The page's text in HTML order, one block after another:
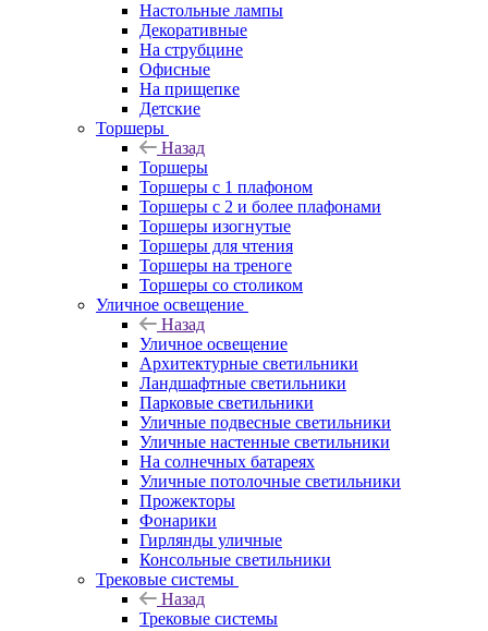
Настольные лампы
Декоративные
На струбцине
Офисные
На прищепке
Детские
Торшеры
Назад
Торшеры
Торшеры с 1 плафоном
Торшеры с 2 и более плафонами
Торшеры изогнутые
Торшеры для чтения
Торшеры на треноге
Торшеры со столиком
Уличное освещение
Назад
Уличное освещение
Архитектурные светильники
Ландшафтные светильники
Парковые светильники
Уличные подвесные светильники
Уличные настенные светильники
На солнечных батареях
Уличные потолочные светильники
Прожекторы
Фонарики
Гирлянды уличные
Консольные светильники
Трековые системы
Назад
Трековые системы